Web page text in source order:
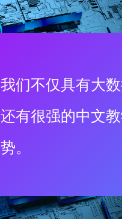
我们不仅具有大
还有很强的中文
势。